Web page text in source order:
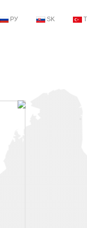
РУ SK